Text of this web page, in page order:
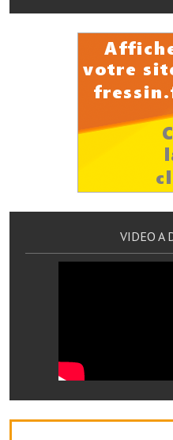
Services publics communaux
Démarches administratives
Terrains et maisons à vendre
Agents immobiliers
VIDEO A